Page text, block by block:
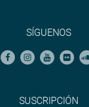
SÍGUENOS
SUSCRIPCIÓN